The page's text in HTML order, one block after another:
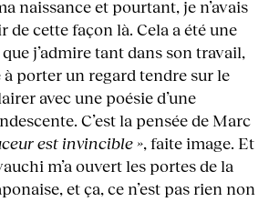
naissance et pourtant, je n’avais
de cette façon là. Cela a été une
j’admire tant dans son travail,
à porter un regard tendre sur le
avec une poésie d’une
C’est la pensée de Marc
est invincible », faite image. Et
m’a ouvert les portes de la
et ça, ce n’est pas rien non